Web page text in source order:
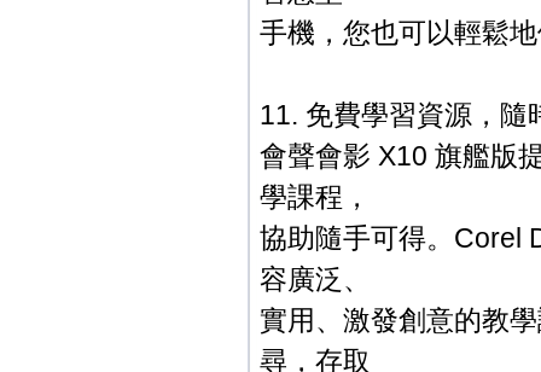
手機，您也可以輕鬆
11. 免費學習資源，隨
會聲會影 X10 旗艦版
學課程，
協助隨手可得。Corel
容廣泛、
實用、激發創意的教
尋，存取